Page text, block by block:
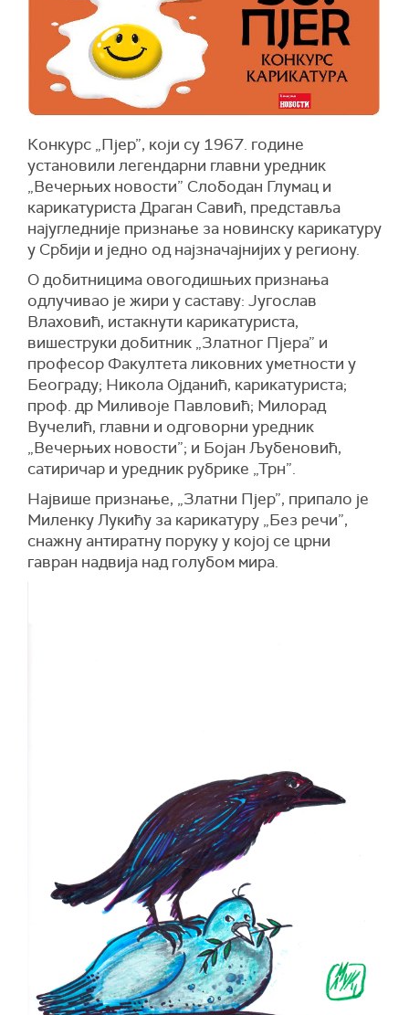
Конкурс „Пјер”, који су 1967. године
установили легендарни главни уредник
„Вечерњих новости” Слободан Глумац и
карикатуриста Драган Савић, представља
најугледније признање за новинску карикатуру
у Србији и једно од најзначајнијих у региону.
О добитницима овогодишњих признања
одлучивао је жири у саставу: Југослав
Влаховић, истакнути карикатуриста,
вишеструки добитник „Златног Пјера” и
професор Факултета ликовних уметности у
Београду; Никола Ојданић, карикатуриста;
проф. др Миливоје Павловић; Милорад
Вучелић, главни и одговорни уредник
„Вечерњих новости”; и Бојан Љубеновић,
сатиричар и уредник рубрике „Трн”.
Највише признање, „Златни Пјер”, припало је
Миленку Лукићу за карикатуру „Без речи”,
снажну антиратну поруку у којој се црни
гавран надвија над голубом мира.